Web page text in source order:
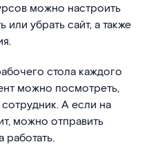
можно настроить
убрать сайт, а также
стола каждого
можно посмотреть,
А если на
можно отправить
работать.